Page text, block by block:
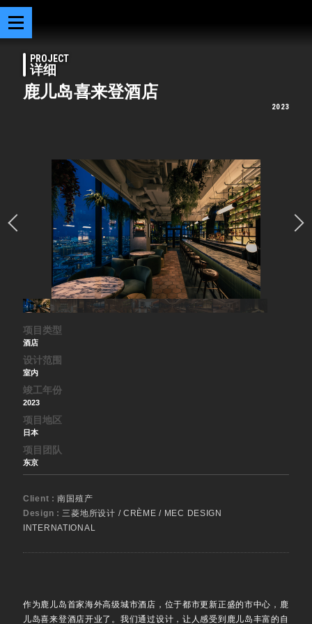
PROJECT
详细
鹿儿岛喜来登酒店
2023
项目类型
酒店
设计范围
室内
竣工年份
2023
项目地区
日本
项目团队
东京
Client :南国殖产
Design :三菱地所设计 / CRÈME / MEC DESIGN
INTERNATIONAL
作为鹿儿岛首家海外高级城市酒店，位于都市更新正盛的市中心，鹿
儿岛喜来登酒店开业了。我们通过设计，让人感受到鹿儿岛丰富的自